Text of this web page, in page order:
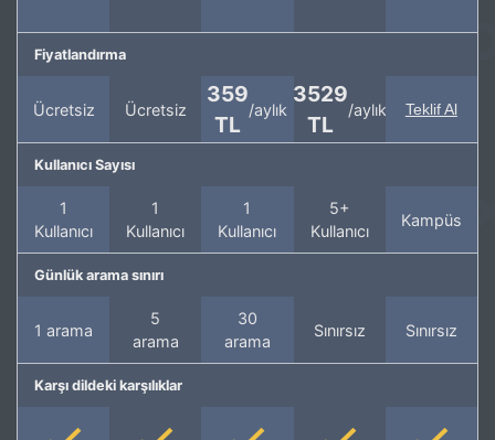
Fiyatlandırma
Ücretsiz Ücretsiz
359
TL
/aylık
3529
TL
/aylık Teklif Al
Kullanıcı Sayısı
1
Kullanıcı
1
Kullanıcı
1
Kullanıcı
5+
Kullanıcı
Kampüs
Günlük arama sınırı
1 arama
5
arama
30
arama
Sınırsız Sınırsız
Karşı dildeki karşılıklar